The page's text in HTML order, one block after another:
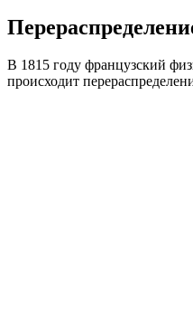
В 1815 году французский
происходит